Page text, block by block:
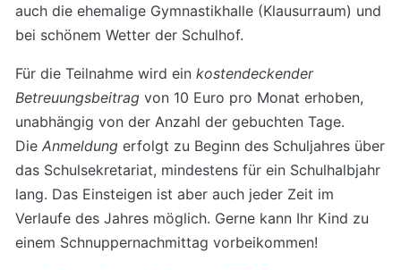
auch die ehemalige Gymnastikhalle (Klausurraum) und
bei schönem Wetter der Schulhof.
Für die Teilnahme wird ein kostendeckender
Betreuungsbeitrag von 10 Euro pro Monat erhoben,
unabhängig von der Anzahl der gebuchten Tage.
Die Anmeldung erfolgt zu Beginn des Schuljahres über
das Schulsekretariat, mindestens für ein Schulhalbjahr
lang. Das Einsteigen ist aber auch jeder Zeit im
Verlaufe des Jahres möglich. Gerne kann Ihr Kind zu
einem Schnuppernachmittag vorbeikommen!